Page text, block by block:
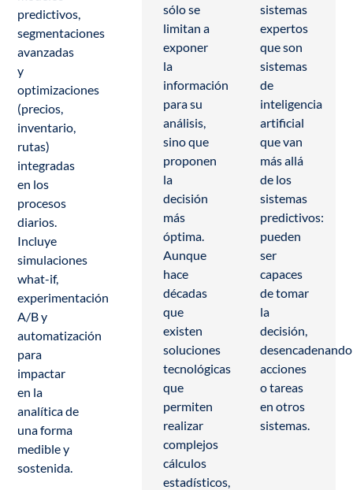
predictivos,
segmentaciones
avanzadas
y
optimizaciones
(precios,
inventario,
rutas)
integradas
en los
procesos
diarios.
Incluye
simulaciones
what-if,
experimentación
A/B y
automatización
para
impactar
en la
analítica de
una forma
medible y
sostenida.
sólo se
limitan a
exponer
la
información
para su
análisis,
sino que
proponen
la
decisión
más
óptima.
Aunque
hace
décadas
que
existen
soluciones
tecnológicas
que
permiten
realizar
complejos
cálculos
estadísticos,
sistemas
expertos
que son
sistemas
de
inteligencia
artificial
que van
más allá
de los
sistemas
predictivos:
pueden
ser
capaces
de tomar
la
decisión,
desencadenando
acciones
o tareas
en otros
sistemas.